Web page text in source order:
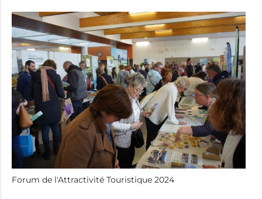
Forum de l'Attractivité Touristique 2024